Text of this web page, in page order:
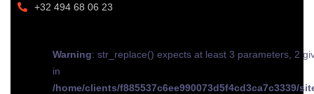
+32 494 68 06 23
Warning: str_replace() expects at least 3 parameters, 2
in
/home/clients/f885537c6ee990073d5f4cd3ca7c3339/